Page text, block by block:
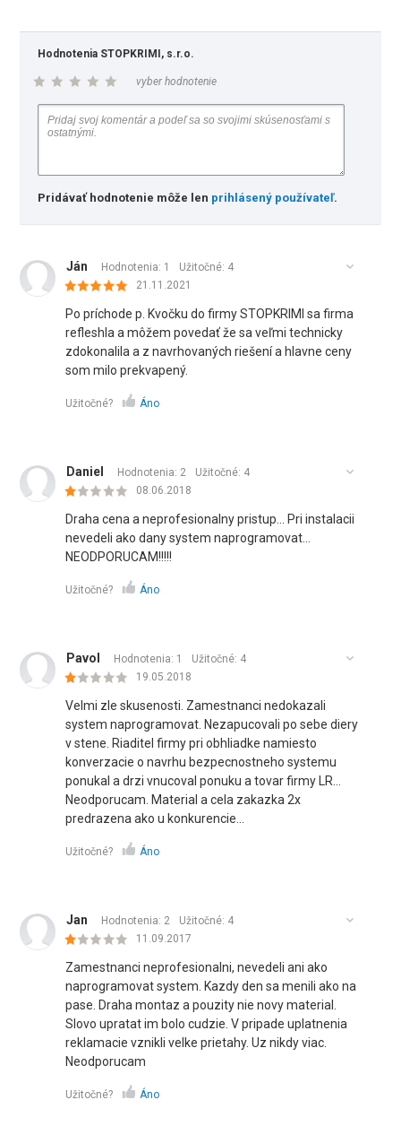
Hodnotenia STOPKRIMI, s.r.o.
vyber hodnotenie
Pridávať hodnotenie môže len prihlásený používateľ.
Ján Hodnotenia: 1 Užitočné: 4
21.11.2021
Po príchode p. Kvočku do firmy STOPKRIMI sa firma
refleshla a môžem povedať že sa veľmi technicky
zdokonalila a z navrhovaných riešení a hlavne ceny
som milo prekvapený.
Užitočné? Áno
Daniel Hodnotenia: 2 Užitočné: 4
08.06.2018
Draha cena a neprofesionalny pristup... Pri instalacii
nevedeli ako dany system naprogramovat...
NEODPORUCAM!!!!!
Užitočné? Áno
Pavol Hodnotenia: 1 Užitočné: 4
19.05.2018
Velmi zle skusenosti. Zamestnanci nedokazali
system naprogramovat. Nezapucovali po sebe diery
v stene. Riaditel firmy pri obhliadke namiesto
konverzacie o navrhu bezpecnostneho systemu
ponukal a drzi vnucoval ponuku a tovar firmy LR...
Neodporucam. Material a cela zakazka 2x
predrazena ako u konkurencie...
Užitočné? Áno
Jan Hodnotenia: 2 Užitočné: 4
11.09.2017
Zamestnanci neprofesionalni, nevedeli ani ako
naprogramovat system. Kazdy den sa menili ako na
pase. Draha montaz a pouzity nie novy material.
Slovo upratat im bolo cudzie. V pripade uplatnenia
reklamacie vznikli velke prietahy. Uz nikdy viac.
Neodporucam
Užitočné? Áno